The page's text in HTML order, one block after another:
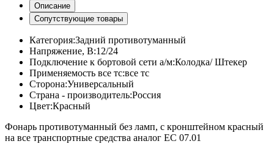
Описание
Сопутствующие товары
Категория:Задний противотуманный
Напряжение, В:12/24
Подключение к бортовой сети а/м:Колодка/ Штекер
Применяемость все тс:все тс
Сторона:Универсальный
Страна - производитель:Россия
Цвет:Красный
Фонарь противотуманный без ламп, с кронштейном красный
на все транспортные средства аналог ЕС 07.01